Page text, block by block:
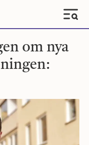
om nya